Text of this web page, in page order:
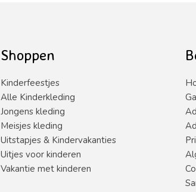
Shoppen
Kinderfeestjes
Alle Kinderkleding
Jongens kleding
Meisjes kleding
Uitstapjes & Kindervakanties
Uitjes voor kinderen
Vakantie met kinderen